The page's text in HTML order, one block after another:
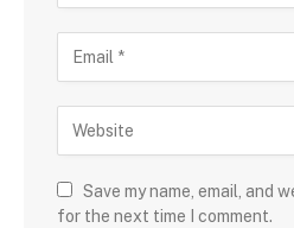
Save my name, email, and
for the next time I comment.